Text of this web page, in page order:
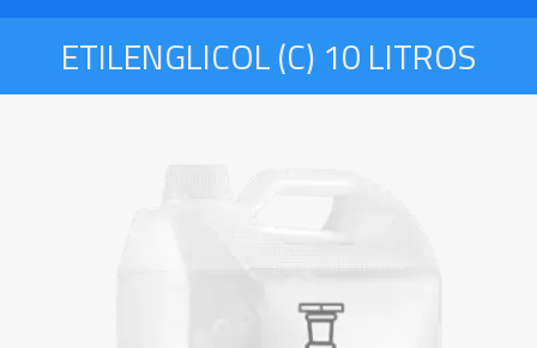
ETILENGLICOL (C) 10 LITROS